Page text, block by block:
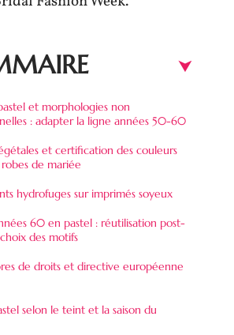
et morphologies non
: adapter la ligne années 50-60
et certification des couleurs
de mariée
hydrofuges sur imprimés soyeux
60 en pastel : réutilisation post-
des motifs
de droits et directive européenne
selon le teint et la saison du